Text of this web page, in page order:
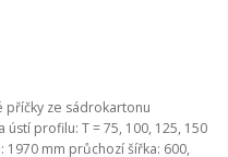
ze sádrokartonu
profilu: T = 75, 100, 125, 150
1970 mm průchozí šířka: 600,